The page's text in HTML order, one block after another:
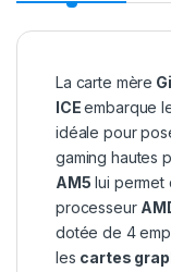
La carte mère
ICEembarque
idéale pour
gaming hautes
AM5 lui permet
processeur
dotée de 4
les cartes